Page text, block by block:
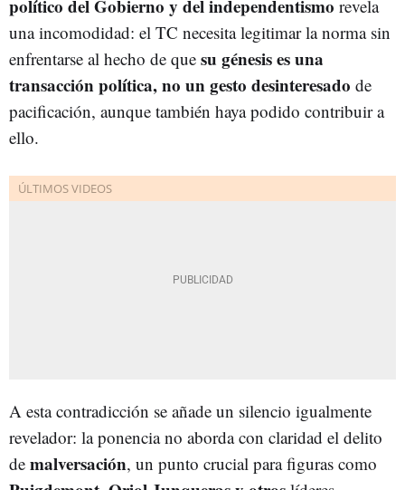
político del Gobierno y del independentismo revela
una incomodidad: el TC necesita legitimar la norma sin
enfrentarse al hecho de que su génesis es una
transacción política, no un gesto desinteresado de
pacificación, aunque también haya podido contribuir a
ello.
A esta contradicción se añade un silencio igualmente
revelador: la ponencia no aborda con claridad el delito
de malversación, un punto crucial para figuras como